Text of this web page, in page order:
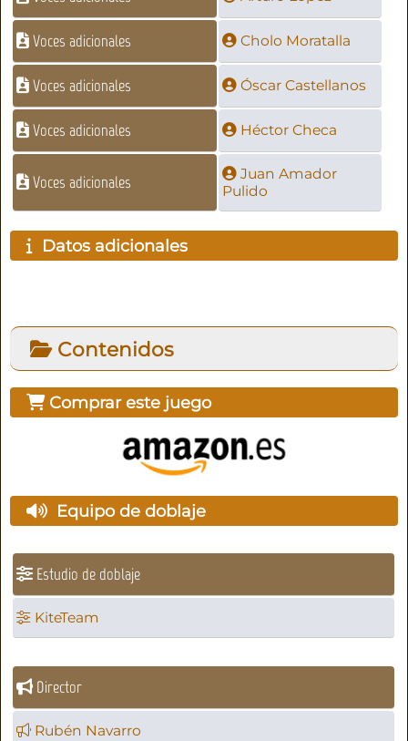
Voces adicionales Cholo Moratalla
Voces adicionales Óscar Castellanos
Voces adicionales Héctor Checa
Voces adicionales
Juan Amador
Pulido
Datos adicionales
Contenidos
Comprar este juego
Equipo de doblaje
Estudio de doblaje
KiteTeam
Director
Rubén Navarro